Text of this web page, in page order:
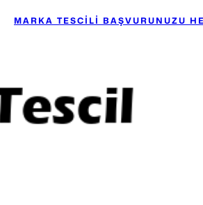
MARKA TESCİLİ BAŞVURUNUZU